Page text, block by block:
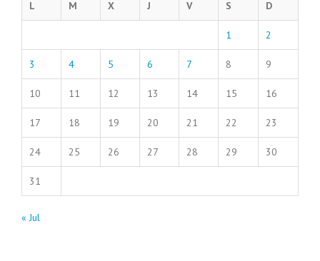
L M X J V S D
1 2
3 4 5 6 7 8 9
10 11 12 13 14 15 16
17 18 19 20 21 22 23
24 25 26 27 28 29 30
31
« Jul